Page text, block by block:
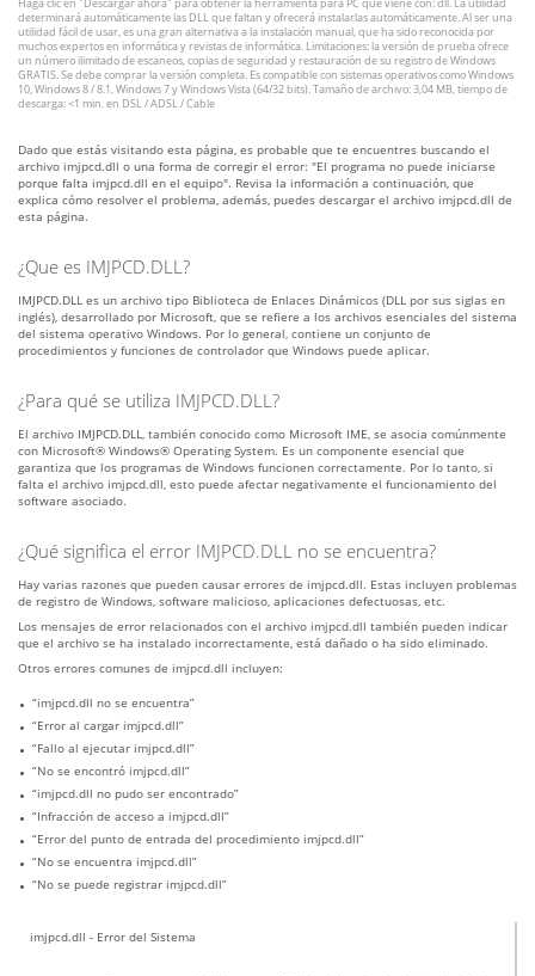
Haga clic en "Descargar ahora" para obtener la herramienta para PC que viene con: dll. La utilidad
determinará automáticamente las DLL que faltan y ofrecerá instalarlas automáticamente. Al ser una
utilidad fácil de usar, es una gran alternativa a la instalación manual, que ha sido reconocida por
muchos expertos en informática y revistas de informática. Limitaciones: la versión de prueba ofrece
un número ilimitado de escaneos, copias de seguridad y restauración de su registro de Windows
GRATIS. Se debe comprar la versión completa. Es compatible con sistemas operativos como Windows
10, Windows 8 / 8.1, Windows 7 y Windows Vista (64/32 bits). Tamaño de archivo: 3,04 MB, tiempo de
descarga: <1 min. en DSL / ADSL / Cable
Dado que estás visitando esta página, es probable que te encuentres buscando el
archivo imjpcd.dll o una forma de corregir el error: "El programa no puede iniciarse
porque falta imjpcd.dll en el equipo". Revisa la información a continuación, que
explica cómo resolver el problema, además, puedes descargar el archivo imjpcd.dll de
esta página.
¿Que es IMJPCD.DLL?
IMJPCD.DLL es un archivo tipo Biblioteca de Enlaces Dinámicos (DLL por sus siglas en
inglés), desarrollado por Microsoft, que se refiere a los archivos esenciales del sistema
del sistema operativo Windows. Por lo general, contiene un conjunto de
procedimientos y funciones de controlador que Windows puede aplicar.
¿Para qué se utiliza IMJPCD.DLL?
El archivo IMJPCD.DLL, también conocido como Microsoft IME, se asocia comúnmente
con Microsoft® Windows® Operating System. Es un componente esencial que
garantiza que los programas de Windows funcionen correctamente. Por lo tanto, si
falta el archivo imjpcd.dll, esto puede afectar negativamente el funcionamiento del
software asociado.
¿Qué significa el error IMJPCD.DLL no se encuentra?
Hay varias razones que pueden causar errores de imjpcd.dll. Estas incluyen problemas
de registro de Windows, software malicioso, aplicaciones defectuosas, etc.
Los mensajes de error relacionados con el archivo imjpcd.dll también pueden indicar
que el archivo se ha instalado incorrectamente, está dañado o ha sido eliminado.
Otros errores comunes de imjpcd.dll incluyen:
“imjpcd.dll no se encuentra”
“Error al cargar imjpcd.dll”
“Fallo al ejecutar imjpcd.dll”
“No se encontró imjpcd.dll”
“imjpcd.dll no pudo ser encontrado”
“Infracción de acceso a imjpcd.dll”
“Error del punto de entrada del procedimiento imjpcd.dll”
“No se encuentra imjpcd.dll”
“No se puede registrar imjpcd.dll”
imjpcd.dll - Error del Sistema